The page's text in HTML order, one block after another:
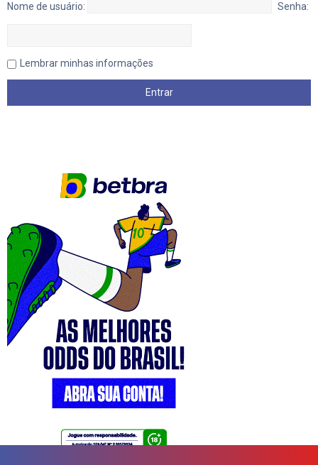
Nome de usuário: Senha:
Lembrar minhas informações